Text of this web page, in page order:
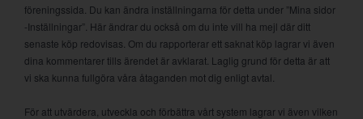
föreningssida. Du kan ändra inställningarna för detta under ”Mina sidor
-Inställningar”. Här ändrar du också om du inte vill ha mejl där ditt
senaste köp redovisas. Om du rapporterar ett saknat köp lagrar vi även
dina kommentarer tills ärendet är avklarat. Laglig grund för detta är att
vi ska kunna fullgöra våra åtaganden mot dig enligt avtal.
För att utvärdera, utveckla och förbättra vårt system lagrar vi även vilken